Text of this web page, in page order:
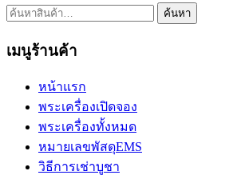
ค้นหา: ค้นหา
เมนูร้านค้า
หน้าแรก
พระเครื่องเปิดจอง
พระเครื่องทั้งหมด
หมายเลขพัสดุEMS
วิธีการเช่าบูชา